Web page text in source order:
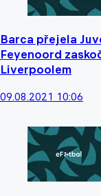
Barca přejela
Feyenoord
Liverpoolem
09.08.2021 10:06